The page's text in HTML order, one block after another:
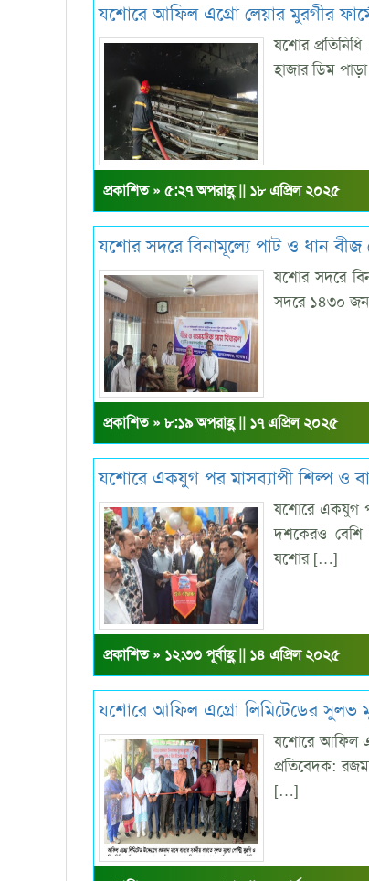
যশোরে আফিল এগ্রো লেয়ার মুরগীর
যশোর
হাজার ডিম
প্রকাশিত » ৫:২৭ অপরাহ্ণ || ১৮ এপ্রিল ২০২৫
যশোর সদরে বিনামূল্যে পাট ও ধান
যশোর সদরে
সদরে ১৪৩০ জন
প্রকাশিত » ৮:১৯ অপরাহ্ণ || ১৭ এপ্রিল ২০২৫
যশোরে একযুগ পর মাসব্যাপী শিল্প ও
যশোরে একযুগ
দশকেরও
যশোর […]
প্রকাশিত » ১২:৩৩ পূর্বাহ্ণ || ১৪ এপ্রিল ২০২৫
যশোরে আফিল এগ্রো লিমিটেডের সুলভ
যশোরে আফিল
প্রতিবেদক:
[…]